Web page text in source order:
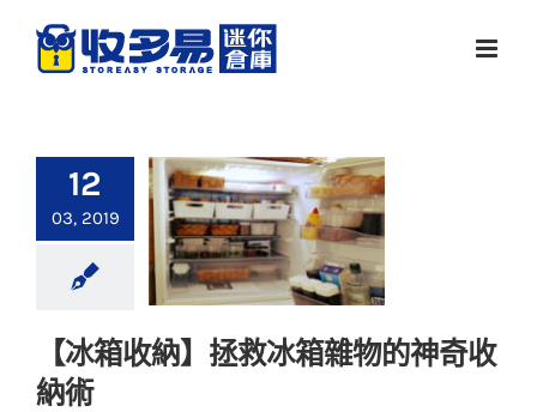
12
03, 2019
【冰箱收納】拯救冰箱雜物的神奇收
納術